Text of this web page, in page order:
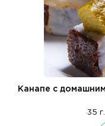
Канапе с
35 г.